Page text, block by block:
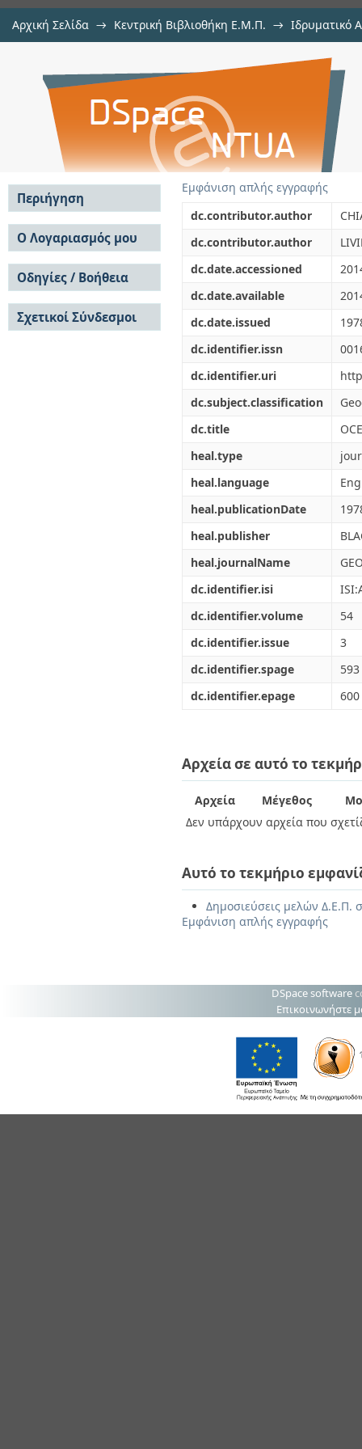
Αρχική Σελίδα → Κεντρική Βιβλιοθήκη Ε.Μ.Π. → Ιδρυματικό
OCEANIC LOADING ON EUROPEAN
Εμφάνιση απλής εγγραφής
dc.contributor.author
dc.contributor.author
dc.date.accessioned
dc.date.available
dc.date.issued
dc.identifier.issn
dc.identifier.uri
dc.subject.classification
dc.title
heal.type
heal.language
heal.publicationDate
heal.publisher
heal.journalName
dc.identifier.isi
dc.identifier.volume
54
dc.identifier.issue
3
dc.identifier.spage
593
dc.identifier.epage
600
Αρχεία σε αυτό το
Αρχεία Μέγεθος
Δεν υπάρχουν αρχεία που
Αυτό το τεκμήριο
Δημοσιεύσεις μελών Δ.Ε.Π.
Εμφάνιση απλής εγγραφής
Περιήγηση
Σε όλο το DSpace
Κοινότητες & Συλλογές
Ανά Ημερομηνία
Έκδοσης
Συγγραφείς
Τίτλοι
Θέματα
Ο Λογαριασμός μου
Σύνδεση
Εγγραφή
Οδηγίες / Βοήθεια
Οδηγίες Υποβολής
Οδηγίες Χρήσης ΙΑ
Συχνές Ερωτήσεις
Σχετικοί Σύνδεσμοι
DSpace software
Επικοινωνήστε